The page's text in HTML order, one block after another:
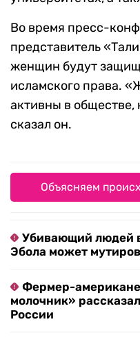
Во время пресс-
представитель
женщин будут
исламского права.
активны в обществе,
сказал он.
Объясняем
Убивающий людей
Эбола может
Фермер-
молочник»
России